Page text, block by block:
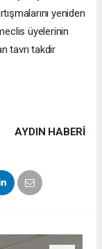
yeniden
üyelerinin
tavrı takdir
AYDIN HABERİ